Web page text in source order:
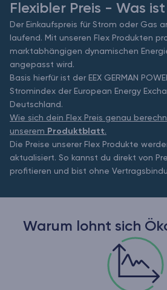
Flexibler Preis - Was
Der Einkaufspreis für Strom oder Gas
laufend. Mit unseren Flex Produkten
marktabhängigen dynamischen
angepasst wird.
Basis hierfür ist der EEX GERMAN
Stromindex der European Energy
Deutschland.
Wie sich dein Flex Preis genau
unserem Produktblatt.
Die Preise unserer Flex Produkte
aktualisiert. So kannst du direkt von
profitieren und bist ohne
Warum lohnt sich